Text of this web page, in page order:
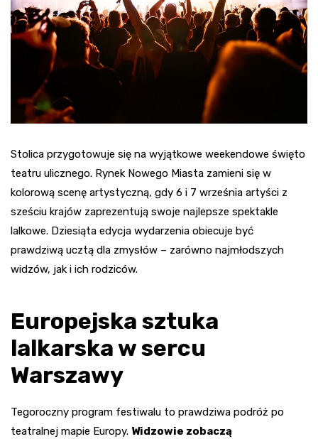
Stolica przygotowuje się na wyjątkowe weekendowe święto
teatru ulicznego. Rynek Nowego Miasta zamieni się w
kolorową scenę artystyczną, gdy 6 i 7 września artyści z
sześciu krajów zaprezentują swoje najlepsze spektakle
lalkowe. Dziesiąta edycja wydarzenia obiecuje być
prawdziwą ucztą dla zmysłów – zarówno najmłodszych
widzów, jak i ich rodziców.
Europejska sztuka
lalkarska w sercu
Warszawy
Tegoroczny program festiwalu to prawdziwa podróż po
teatralnej mapie Europy. Widzowie zobaczą